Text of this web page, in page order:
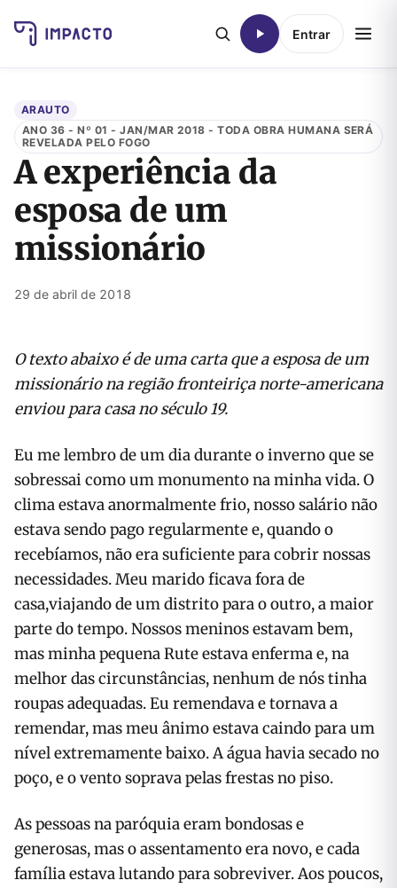
Entrar
ARAUTO
ANO 36 - Nº 01 - JAN/MAR 2018 - TODA OBRA HUMANA SERÁ
REVELADA PELO FOGO
A experiência da
esposa de um
missionário
29 de abril de 2018
O texto abaixo é de uma carta que a esposa de um
missionário na região fronteiriça norte-americana
enviou para casa no século 19.
Eu me lembro de um dia durante o inverno que se
sobressai como um monumento na minha vida. O
clima estava anormalmente frio, nosso salário não
estava sendo pago regularmente e, quando o
recebíamos, não era suficiente para cobrir nossas
necessidades. Meu marido ficava fora de
casa,viajando de um distrito para o outro, a maior
parte do tempo. Nossos meninos estavam bem,
mas minha pequena Rute estava enferma e, na
melhor das circunstâncias, nenhum de nós tinha
roupas adequadas. Eu remendava e tornava a
remendar, mas meu ânimo estava caindo para um
nível extremamente baixo. A água havia secado no
poço, e o vento soprava pelas frestas no piso.
As pessoas na paróquia eram bondosas e
generosas, mas o assentamento era novo, e cada
família estava lutando para sobreviver. Aos poucos,